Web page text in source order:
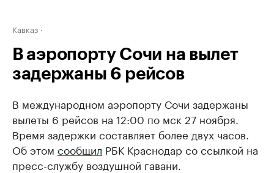
Кавказ
В аэропорту Сочи на вылет
задержаны 6 рейсов
В международном аэропорту Сочи задержаны
вылеты 6 рейсов на 12:00 по мск 27 ноября.
Время задержки составляет более двух часов.
Об этом сообщил РБК Краснодар со ссылкой на
пресс-службу воздушной гавани.